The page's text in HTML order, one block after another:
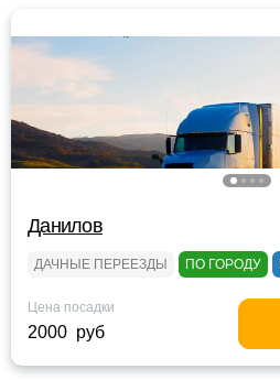
Данилов
ДАЧНЫЕ ПЕРЕЕЗДЫ ПО ГОРОДУ
Цена посадки
2000 руб